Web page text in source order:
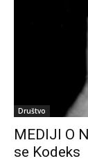
Društvo
MEDIJI O
se Kodeks